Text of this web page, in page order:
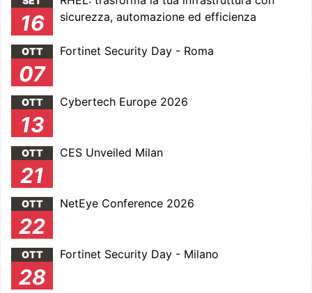
16
sicurezza, automazione ed efficienza
OTT
07
Fortinet Security Day - Roma
OTT
13
Cybertech Europe 2026
OTT
21
CES Unveiled Milan
OTT
22
NetEye Conference 2026
OTT
28
Fortinet Security Day - Milano